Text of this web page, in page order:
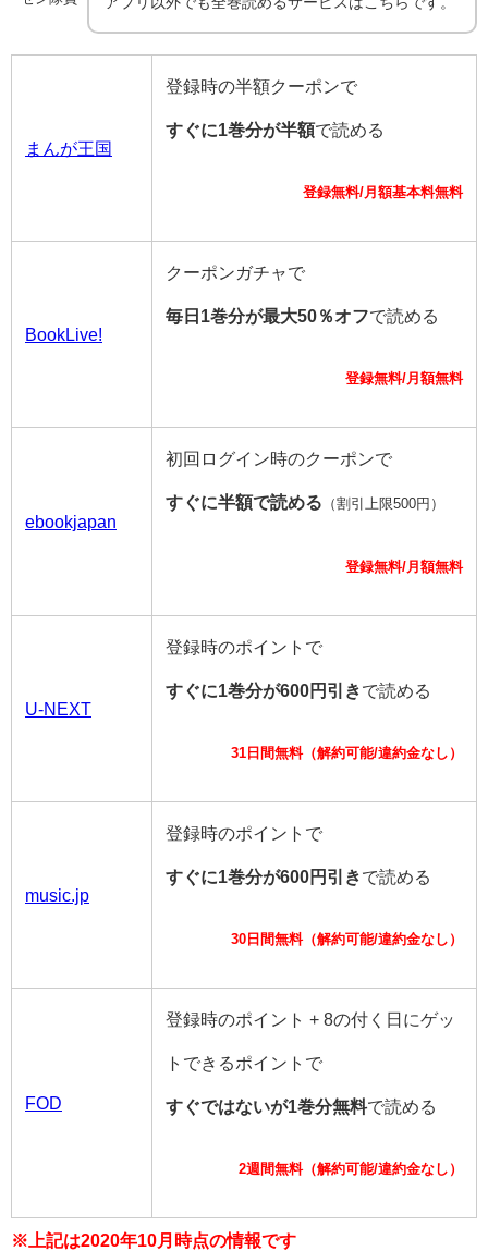
まんが王国
登録時の半額クーポンで
すぐに1巻分が半額で読める
登録無料/月額基本料無料
BookLive!
クーポンガチャで
毎日1巻分が最大50％オフで読める
登録無料/月額無料
ebookjapan
初回ログイン時のクーポンで
すぐに半額で読める （割引上限500円）
登録無料/月額無料
U-NEXT
登録時のポイントで
すぐに1巻分が600円引きで読める
31日間無料（解約可能/違約金なし）
music.jp
登録時のポイントで
すぐに1巻分が600円引きで読める
30日間無料（解約可能/違約金なし）
FOD
登録時のポイント + 8の付く日にゲッ
トできるポイントで
すぐではないが1巻分無料で読める
2週間無料（解約可能/違約金なし）
※上記は2020年10月時点の情報です